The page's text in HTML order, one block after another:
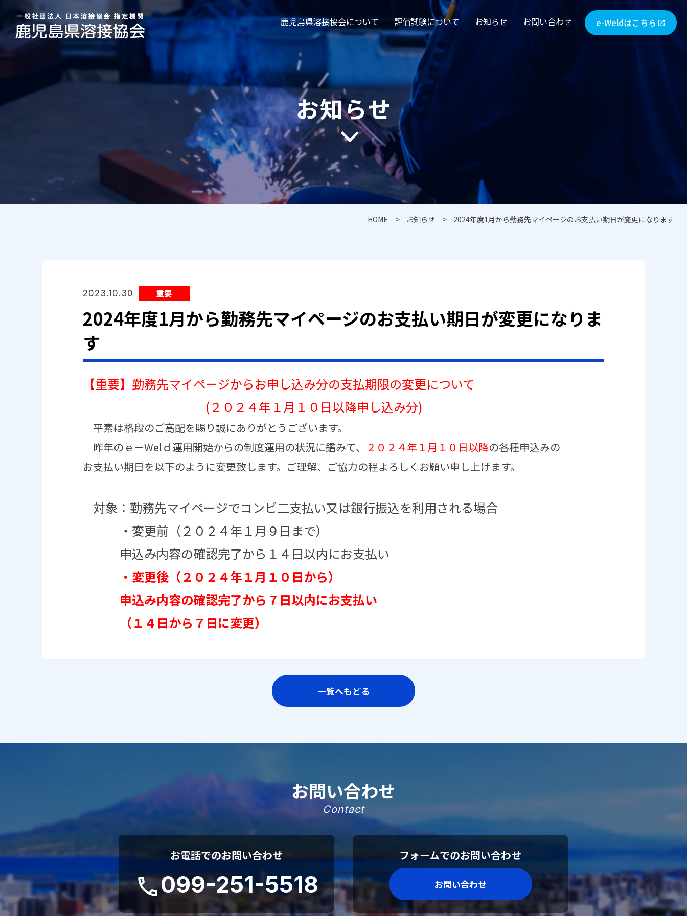
鹿児島県溶接協会について 評価試験について お知らせ お問い合わせ e-Weldはこちら open_in_new
お知らせ
HOME お知らせ 2024年度1月から勤務先マイページのお支払い期日が変更になります
2023.10.30 重要
2024年度1月から勤務先マイページのお支払い期日が変更になりま
す
【重要】勤務先マイページからお申し込み分の支払期限の変更について
(２０２４年１月１０日以降申し込み分)
平素は格段のご高配を賜り誠にありがとうございます。
昨年のｅ－Welｄ運用開始からの制度運用の状況に鑑みて、 ２０２４年１月１０日以降の各種申込みの
お支払い期日を以下のように変更致します。ご理解、ご協力の程よろしくお願い申し上げます。
対象：勤務先マイページでコンビ二支払い又は銀行振込を利用される場合
・変更前（２０２４年１月９日まで）
申込み内容の確認完了から１４日以内にお支払い
・変更後（２０２４年１月１０日から）
申込み内容の確認完了から７日以内にお支払い
（１４日から７日に変更）
一覧へもどる
お問い合わせ
Contact
お電話でのお問い合わせ
phone099-251-5518
フォームでのお問い合わせ
お問い合わせ